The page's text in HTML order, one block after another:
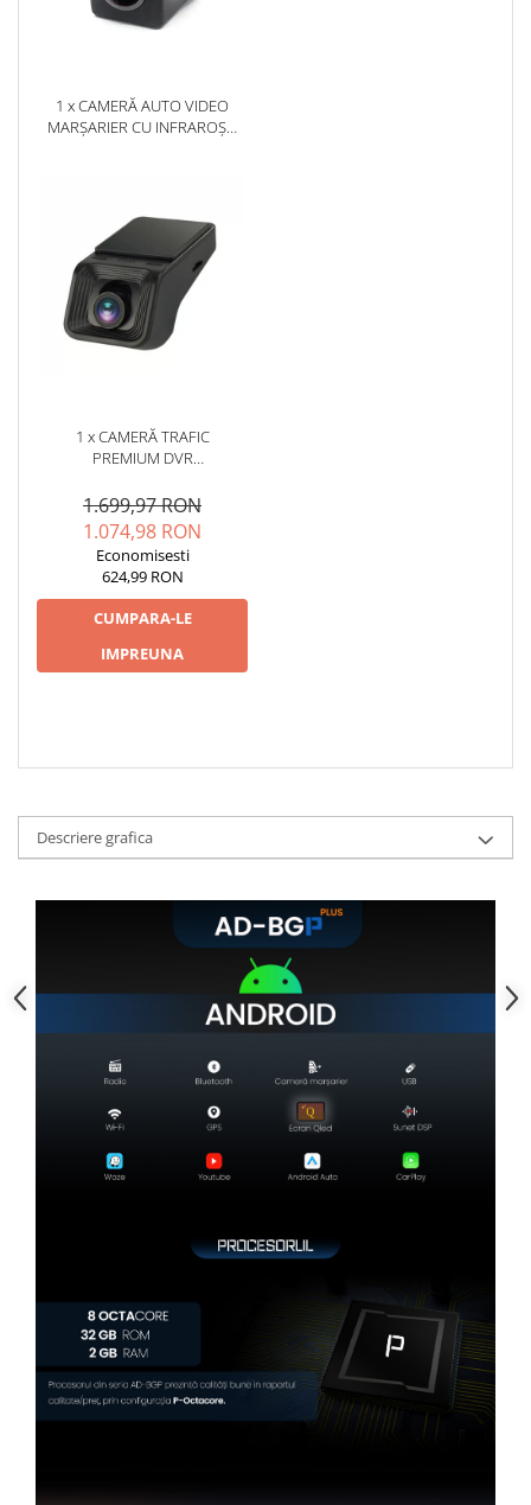
1 x CAMERĂ AUTO VIDEO
MARȘARIER CU INFRAROȘU
1 x CAMERĂ TRAFIC
PREMIUM DVR
PE MULTIMEDIA ȘI
ÎNREGISTRARE PE SD - AD-
BGCMDVR3
1.699,97 RON
1.074,98 RON
Economisesti
624,99 RON
CUMPARA-LE
IMPREUNA
Descriere grafica